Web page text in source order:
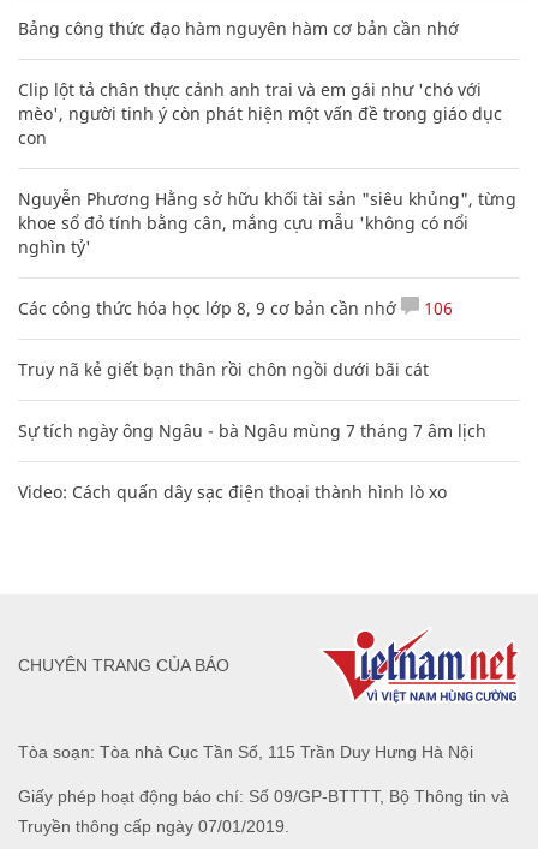
Bảng công thức đạo hàm nguyên hàm cơ bản cần nhớ
Clip lột tả chân thực cảnh anh trai và em gái như 'chó với
mèo', người tinh ý còn phát hiện một vấn đề trong giáo dục
con
Nguyễn Phương Hằng sở hữu khối tài sản "siêu khủng", từng
khoe sổ đỏ tính bằng cân, mắng cựu mẫu 'không có nổi
nghìn tỷ'
Các công thức hóa học lớp 8, 9 cơ bản cần nhớ 106
Truy nã kẻ giết bạn thân rồi chôn ngồi dưới bãi cát
Sự tích ngày ông Ngâu - bà Ngâu mùng 7 tháng 7 âm lịch
Video: Cách quấn dây sạc điện thoại thành hình lò xo
Tòa soạn: Tòa nhà Cục Tần Số, 115 Trần Duy Hưng Hà Nội
Giấy phép hoạt động báo chí: Số 09/GP-BTTTT, Bộ Thông tin và
Truyền thông cấp ngày 07/01/2019.
CHUYÊN TRANG CỦA BÁO